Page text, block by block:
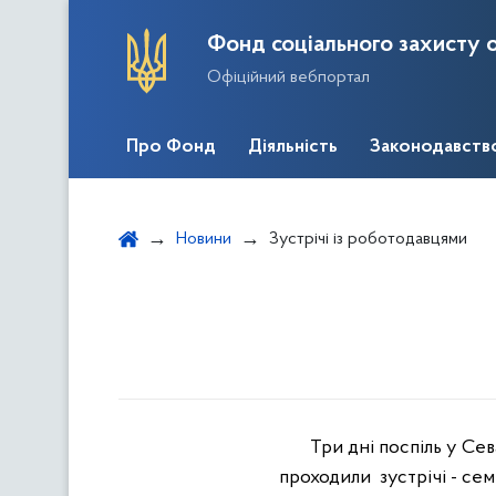
Фонд соціального захисту
Офіційний вебпортал
Про Фонд Діяльність
Новини Зустрічі із роботодавцями
Три дні поспіль у
проходили зустрічі -